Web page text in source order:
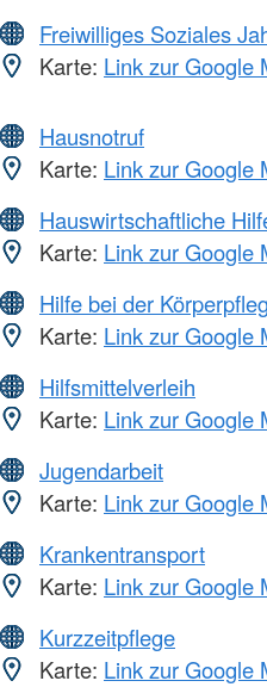
Freiwilliges Soziales
Karte: Link zur Google
Hausnotruf
Karte: Link zur Google
Hauswirtschaftliche
Karte: Link zur Google
Hilfe bei der
Karte: Link zur Google
Hilfsmittelverleih
Karte: Link zur Google
Jugendarbeit
Karte: Link zur Google
Krankentransport
Karte: Link zur Google
Kurzzeitpflege
Karte: Link zur Google